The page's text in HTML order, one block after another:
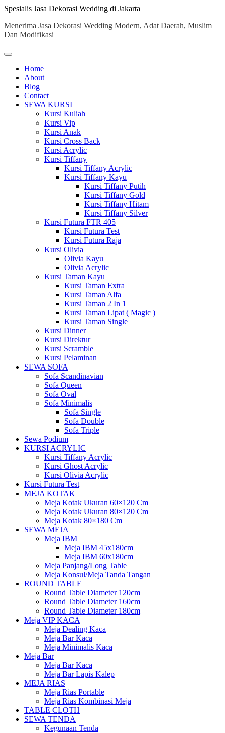
Skip
content
Spesialis Jasa Dekorasi Wedding di Jakarta
Menerima Jasa Dekorasi Wedding Modern, Adat Daerah, Muslim
Dan Modifikasi
Home
About
Blog
Contact
SEWA KURSI
Kursi Kuliah
Kursi Vip
Kursi Anak
Kursi Cross Back
Kursi Acrylic
Kursi Tiffany
Kursi Tiffany Acrylic
Kursi Tiffany Kayu
Kursi Tiffany Putih
Kursi Tiffany Gold
Kursi Tiffany Hitam
Kursi Tiffany Silver
Kursi Futura FTR 405
Kursi Futura Test
Kursi Futura Raja
Kursi Olivia
Olivia Kayu
Olivia Acrylic
Kursi Taman Kayu
Kursi Taman Extra
Kursi Taman Alfa
Kursi Taman 2 In 1
Kursi Taman Lipat ( Magic )
Kursi Taman Single
Kursi Dinner
Kursi Direktur
Kursi Scramble
Kursi Pelaminan
SEWA SOFA
Sofa Scandinavian
Sofa Queen
Sofa Oval
Sofa Minimalis
Sofa Single
Sofa Double
Sofa Triple
Sewa Podium
KURSI ACRYLIC
Kursi Tiffany Acrylic
Kursi Ghost Acrylic
Kursi Olivia Acrylic
Kursi Futura Test
MEJA KOTAK
Meja Kotak Ukuran 60×120 Cm
Meja Kotak Ukuran 80×120 Cm
Meja Kotak 80×180 Cm
SEWA MEJA
Meja IBM
Meja IBM 45x180cm
Meja IBM 60x180cm
Meja Panjang/Long Table
Meja Konsul/Meja Tanda Tangan
ROUND TABLE
Round Table Diameter 120cm
Round Table Diameter 160cm
Round Table Diameter 180cm
Meja VIP KACA
Meja Dealing Kaca
Meja Bar Kaca
Meja Minimalis Kaca
Meja Bar
Meja Bar Kaca
Meja Bar Lapis Kalep
MEJA RIAS
Meja Rias Portable
Meja Rias Kombinasi Meja
TABLE CLOTH
SEWA TENDA
Kegunaan Tenda